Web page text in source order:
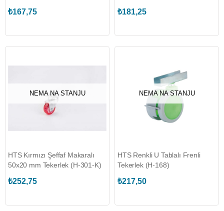
₺167,75 ₺181,25
NEMA NA STANJU
HTS Kırmızı Şeffaf Makaralı
50x20 mm Tekerlek (H-301-K)
₺252,75
NEMA NA STANJU
HTS Renkli U Tablalı Frenli
Tekerlek (H-168)
₺217,50